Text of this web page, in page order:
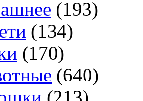
(193)
(134)
(170)
(640)
(213)